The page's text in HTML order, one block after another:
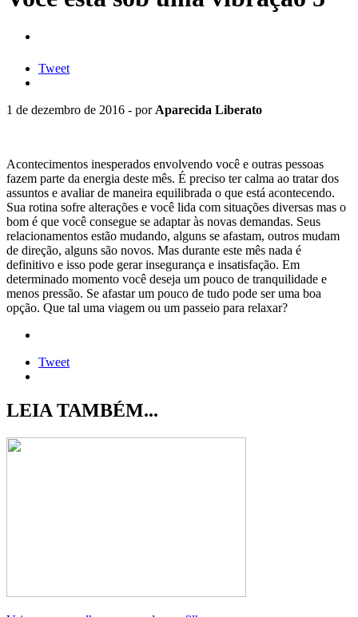
Tweet
1 de dezembro de 2016 - por Aparecida Liberato
Acontecimentos inesperados envolvendo você e outras pessoas
fazem parte da energia deste mês. É preciso ter calma ao tratar dos
assuntos e avaliar de maneira equilibrada o que está acontecendo.
Sua rotina sofre alterações e você lida com situações diversas mas o
bom é que você consegue se adaptar às novas demandas. Seus
relacionamentos estão mudando, alguns se afastam, outros mudam
de direção, alguns são novos. Mas durante este mês nada é
definitivo e isso pode gerar insegurança e insatisfação. Em
determinado momento você deseja um pouco de tranquilidade e
menos pressão. Se afastar um pouco de tudo pode ser uma boa
opção. Que tal uma viagem ou um passeio para relaxar?
Tweet
LEIA TAMBÉM...